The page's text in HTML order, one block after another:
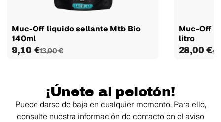
Muc-Off líquido sellante Mtb Bio
140ml
9,10 €13,00 €
Muc-Off
litro
28,00 €
¡Únete al pelotón!
Puede darse de baja en cualquier momento. Para ello,
consulte nuestra información de contacto en el aviso